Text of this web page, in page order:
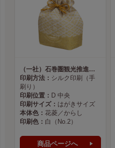
（一社）石巻圏観光推進機構様
印刷方法： シルク印刷（手
刷り）
印刷位置： D 中央
印刷サイズ： はがきサイズ
本体色： 花菱／からし
印刷色： 白（No.2）
商品ページへ